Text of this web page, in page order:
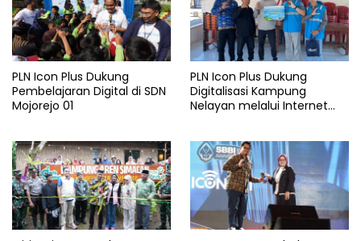
PLN Icon Plus Dukung
Pembelajaran Digital di SDN
Mojorejo 01
PLN Icon Plus Dukung
Digitalisasi Kampung
Nelayan melalui Internet